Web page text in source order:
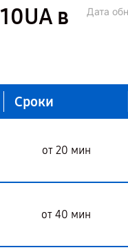
в
Дата
Сроки
от 20 мин
от 40 мин